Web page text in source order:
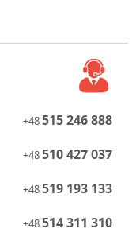
+48515 246 888
+48510 427 037
+48519 193 133
+48514 311 310